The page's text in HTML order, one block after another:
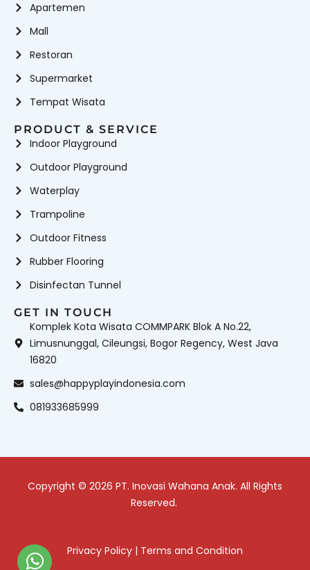
Apartemen
Mall
Restoran
Supermarket
Tempat Wisata
PRODUCT & SERVICE
Indoor Playground
Outdoor Playground
Waterplay
Trampoline
Outdoor Fitness
Rubber Flooring
Disinfectan Tunnel
GET IN TOUCH
Komplek Kota Wisata COMMPARK Blok A No.22,
Limusnunggal, Cileungsi, Bogor Regency, West Java
16820
sales@happyplayindonesia.com
081933685999
Copyright © 2026 PT. Inovasi Wahana Anak. All Rights
Reserved.
Privacy Policy | Terms and Condition